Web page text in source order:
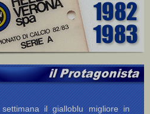
il gialloblu migliore in